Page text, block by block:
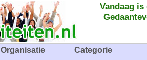
Vandaag
Organisatie
Categorie